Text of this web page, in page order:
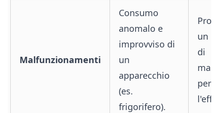
Malfunzionamenti
Consumo
anomalo e
improvviso di
un
apparecchio
(es.
frigorifero).
un
di
per